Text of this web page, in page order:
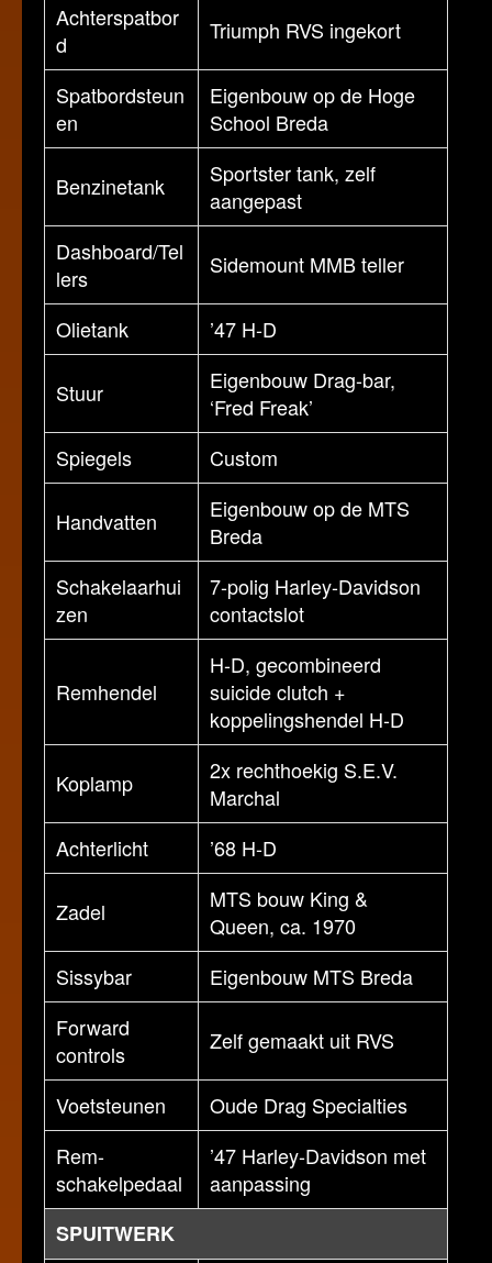
Achterspatbor
d
Triumph RVS ingekort
Spatbordsteun
en
Eigenbouw op de Hoge
School Breda
Benzinetank
Sportster tank, zelf
aangepast
Dashboard/Tel
lers
Sidemount MMB teller
Olietank ’47 H-D
Stuur
Eigenbouw Drag-bar,
‘Fred Freak’
Spiegels
Custom
Handvatten
Eigenbouw op de MTS
Breda
Schakelaarhui
zen
7-polig Harley-Davidson
contactslot
Remhendel
H-D, gecombineerd
suicide clutch +
koppelingshendel H-D
Koplamp
2x rechthoekig S.E.V.
Marchal
Achterlicht
’68 H-D
Zadel
MTS bouw King &
Queen, ca. 1970
Sissybar
Eigenbouw MTS Breda
Forward
controls
Zelf gemaakt uit RVS
Voetsteunen
Oude Drag Specialties
Rem-
schakelpedaal
’47 Harley-Davidson met
aanpassing
SPUITWERK